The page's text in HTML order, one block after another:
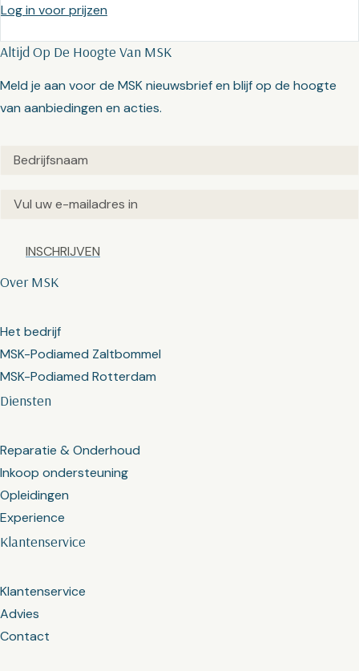
Log in voor prijzen
Klantenservice
Klantenservice
Advies
Contact
Diensten
Reparatie & Onderhoud
Inkoop ondersteuning
Opleidingen
Experience
Over MSK
Het bedrijf
MSK-Podiamed Zaltbommel
MSK-Podiamed Rotterdam
Altijd Op De Hoogte Van MSK
Meld je aan voor de MSK nieuwsbrief en blijf op de hoogte
van aanbiedingen en acties.
Untitled(Vereist)
Email(Vereist)
Captcha